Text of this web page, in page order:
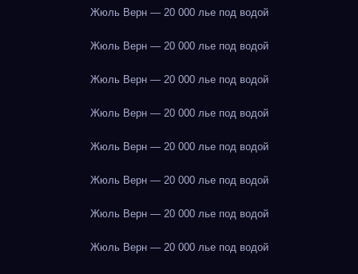
Жюль Верн — 20 000 лье под водой
Жюль Верн — 20 000 лье под водой
Жюль Верн — 20 000 лье под водой
Жюль Верн — 20 000 лье под водой
Жюль Верн — 20 000 лье под водой
Жюль Верн — 20 000 лье под водой
Жюль Верн — 20 000 лье под водой
Жюль Верн — 20 000 лье под водой